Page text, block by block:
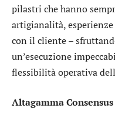
pilastri che hanno
artigianalità,
con il cliente –
un’esecuzione
flessibilità operativa
Altagamma Consensus